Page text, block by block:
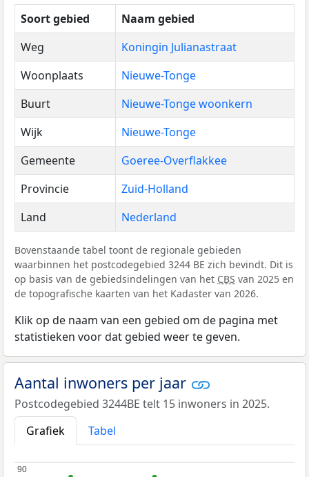
Soort gebied
Naam gebied
Weg
Koningin Julianastraat
Woonplaats
Nieuwe-Tonge
Buurt
Nieuwe-Tonge woonkern
Wijk
Nieuwe-Tonge
Gemeente
Goeree-Overflakkee
Provincie
Zuid-Holland
Land
Nederland
Bovenstaande tabel toont de regionale gebieden
waarbinnen het postcodegebied 3244 BE zich bevindt. Dit is
op basis van de gebiedsindelingen van het CBS van 2025 en
de topografische kaarten van het Kadaster van 2026.
Klik op de naam van een gebied om de pagina met
statistieken voor dat gebied weer te geven.
Aantal inwoners per jaar
Postcodegebied 3244BE telt 15 inwoners in 2025.
Grafiek
Tabel
90
90